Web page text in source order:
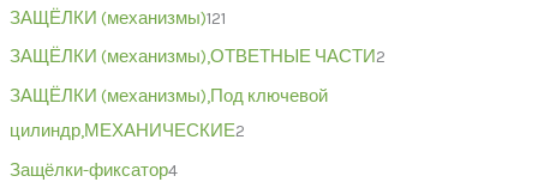
ЗАЩЁЛКИ (механизмы)121
ЗАЩЁЛКИ (механизмы),ОТВЕТНЫЕ ЧАСТИ2
ЗАЩЁЛКИ (механизмы),Под ключевой
цилиндр,МЕХАНИЧЕСКИЕ2
Защёлки-фиксатор4